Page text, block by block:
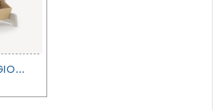
M
OBILE PORTAGIOCHI - OEUF